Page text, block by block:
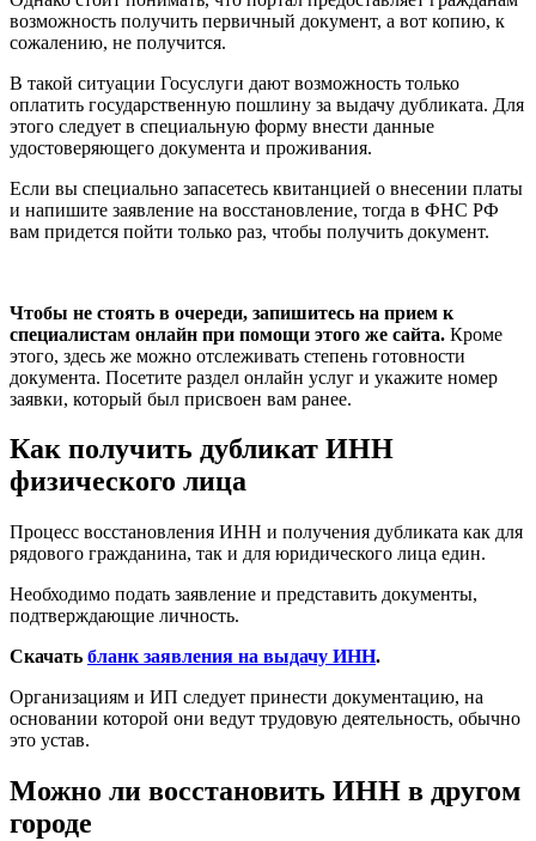
возможность получить первичный документ, а вот копию, к
сожалению, не получится.
В такой ситуации Госуслуги дают возможность только
оплатить государственную пошлину за выдачу дубликата. Для
этого следует в специальную форму внести данные
удостоверяющего документа и проживания.
Если вы специально запасетесь квитанцией о внесении платы
и напишите заявление на восстановление, тогда в ФНС РФ
вам придется пойти только раз, чтобы получить документ.
Чтобы не стоять в очереди, запишитесь на прием к
специалистам онлайн при помощи этого же сайта. Кроме
этого, здесь же можно отслеживать степень готовности
документа. Посетите раздел онлайн услуг и укажите номер
заявки, который был присвоен вам ранее.
Как получить дубликат ИНН
физического лица
Процесс восстановления ИНН и получения дубликата как для
рядового гражданина, так и для юридического лица един.
Необходимо подать заявление и представить документы,
подтверждающие личность.
Скачать бланк заявления на выдачу ИНН.
Организациям и ИП следует принести документацию, на
основании которой они ведут трудовую деятельность, обычно
это устав.
Можно ли восстановить ИНН в другом
городе